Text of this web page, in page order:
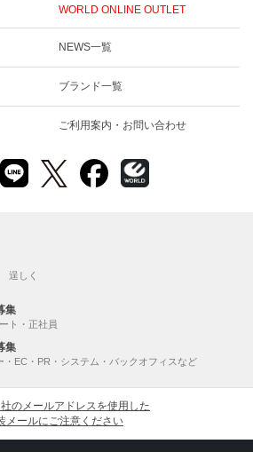
WORLD ONLINE OUTLET
NEWS一覧
ブランド一覧
ご利用案内・お問い合わせ
しく
集
ト・正社員
集
・EC・PR・システム・バックオフィスなど
のメールアドレスを使用した
メールにご注意ください